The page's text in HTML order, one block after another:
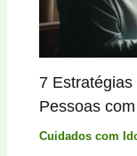
7
Pessoas
Cuidados com